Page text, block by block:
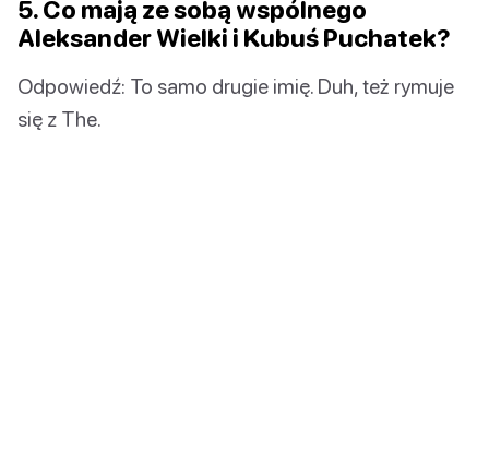
5. Co mają ze sobą wspólnego
Aleksander Wielki i Kubuś Puchatek?
Odpowiedź: To samo drugie imię. Duh, też rymuje
się z The.